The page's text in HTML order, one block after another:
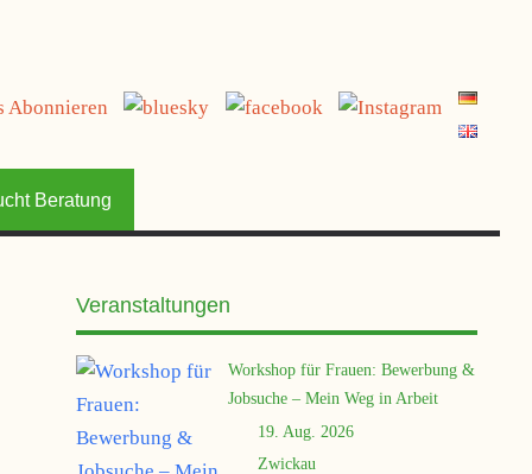
Beratung
Veranstaltungen
Workshop für Frauen: Bewerbung &
Jobsuche – Mein Weg in Arbeit
19. Aug. 2026
Zwickau